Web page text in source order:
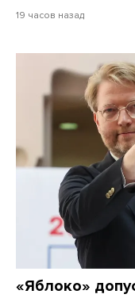
19 часов назад
«Яблоко»